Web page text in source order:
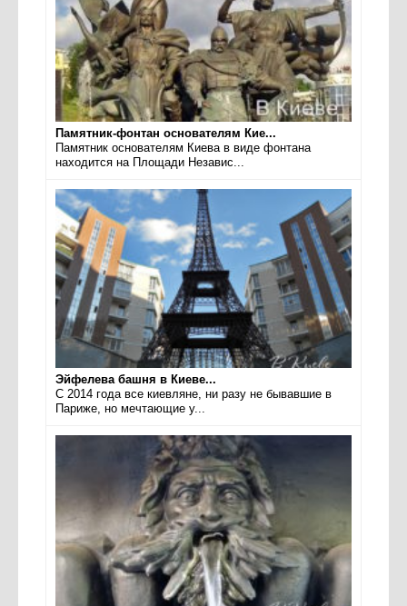
Памятник-фонтан основателям Кие...
Памятник основателям Киева в виде фонтана
находится на Площади Независ...
Эйфелева башня в Киеве...
С 2014 года все киевляне, ни разу не бывавшие в
Париже, но мечтающие у...